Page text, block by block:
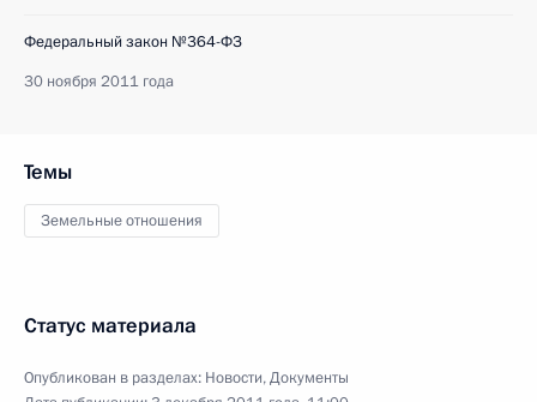
Федеральный закон №364-ФЗ
30 ноября 2011 года
Темы
Земельные отношения
Статус материала
Опубликован в разделах: Новости,Документы